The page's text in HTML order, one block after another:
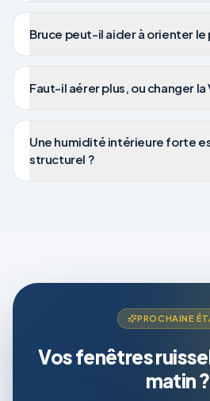
Bruce peut-il aider à orienter le
Faut-il aérer plus, ou changer la
Une humidité intérieure forte
structurel ?
PROCHAINE
Vos fenêtres
matin ?